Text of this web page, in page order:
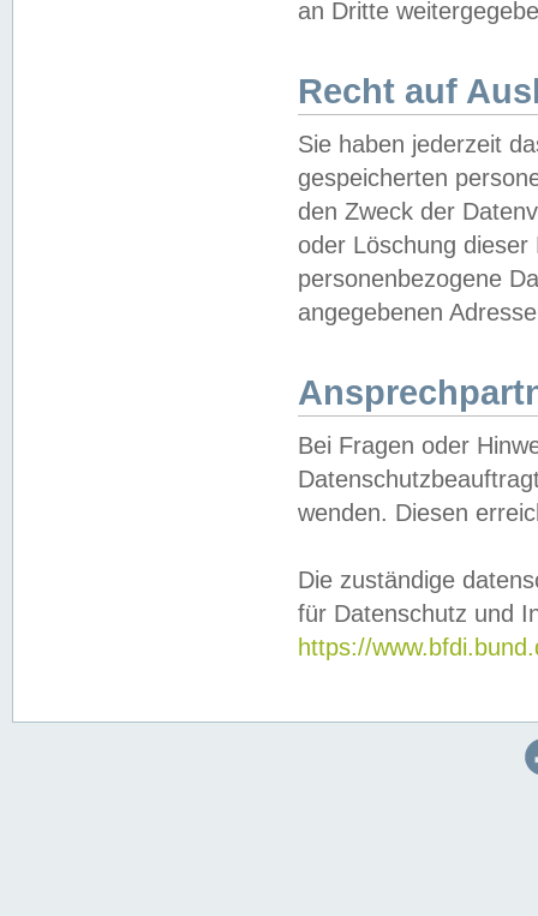
an Dritte
Recht auf
Sie haben jederzeit
gespeicherten
den Zweck der
oder Löschung
personenbezogene
angegebenen
Bei Fragen oder
wenden. Diesen
Die zuständige
für Datenschutz und
https://